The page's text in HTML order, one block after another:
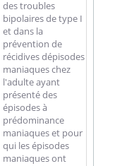
des troubles
bipolaires de type I
et dans la
prévention de
récidives dépisodes
maniaques chez
l'adulte ayant
présenté des
épisodes à
prédominance
maniaques et pour
qui les épisodes
maniaques ont